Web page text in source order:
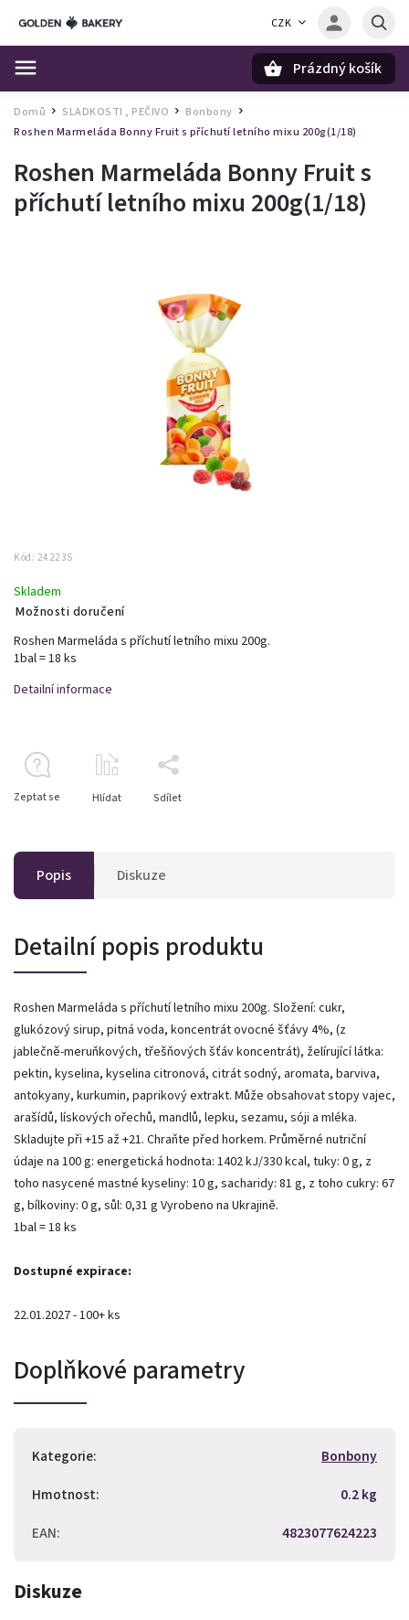
CZK
Prázdný košík
Domů / SLADKOSTI , PEČIVO / Bonbony
Roshen Marmeláda Bonny Fruit s příchutí letního mixu 200g(1/18)
Roshen Marmeláda Bonny Fruit s
příchutí letního mixu 200g(1/18)
Kód: 24223S
Skladem
Možnosti doručení
Roshen Marmeláda s příchutí letního mixu 200g.
1bal = 18 ks
Detailní informace
Zeptat se Hlídat Sdílet
Popis Diskuze
Detailní popis produktu
Roshen Marmeláda s příchutí letního mixu 200g. Složení: cukr,
glukózový sirup, pitná voda, koncentrát ovocné šťávy 4%, (z
jablečně-meruňkových, třešňových šťáv koncentrát), želírující látka:
pektin, kyselina, kyselina citronová, citrát sodný, aromata, barviva,
antokyany, kurkumin, paprikový extrakt. Může obsahovat stopy vajec,
arašídů, lískových ořechů, mandlů, lepku, sezamu, sóji a mléka.
Skladujte při +15 až +21. Chraňte před horkem. Průměrné nutriční
údaje na 100 g: energetická hodnota: 1402 kJ/330 kcal, tuky: 0 g, z
toho nasycené mastné kyseliny: 10 g, sacharidy: 81 g, z toho cukry: 67
g, bílkoviny: 0 g, sůl: 0,31 g Vyrobeno na Ukrajině.
1bal = 18 ks
Dostupné expirace:
22.01.2027 - 100+ ks
Doplňkové parametry
Kategorie:
Bonbony
Hmotnost:
0.2 kg
EAN: 4823077624223
Diskuze